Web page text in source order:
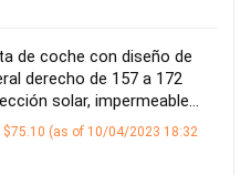
de coche con diseño de
derecho de 157 a 172
solar, impermeable…
$75.10 (as of 10/04/2023 18:32